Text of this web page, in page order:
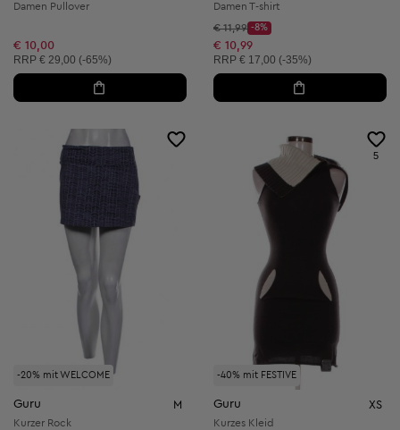
Damen Pullover
€ 10,00
Unverbindliche Preisempfehlung:
RRP € 29,00 (-65%)
Damen T-shirt
Startpreis:
€ 11,99
Discount Price:
-8%
Reduzierter Preis:
€ 10,99
Unverbindliche Preisempfehlung:
RRP € 17,00 (-35%)
-20% mit WELCOME
Guru M
Kurzer Rock
-40% mit FESTIVE
5
Guru XS
Kurzes Kleid